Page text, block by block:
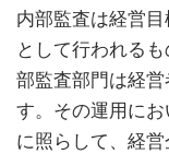
内部監査は経営
として行われる
部監査部門は経
す。その運用に
に照らして、経